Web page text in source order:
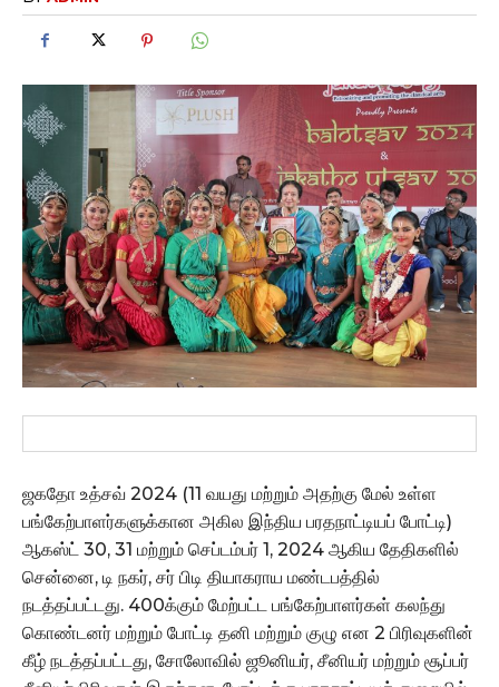
ஜகதோ உத்சவ் 2024 (11 வயது மற்றும் அதற்கு மேல் உள்ள
பங்கேற்பாளர்களுக்கான அகில இந்திய பரதநாட்டியப் போட்டி)
ஆகஸ்ட் 30, 31 மற்றும் செப்டம்பர் 1, 2024 ஆகிய தேதிகளில்
சென்னை, டி நகர், சர் பிடி தியாகராய மண்டபத்தில்
நடத்தப்பட்டது. 400க்கும் மேற்பட்ட பங்கேற்பாளர்கள் கலந்து
கொண்டனர் மற்றும் போட்டி தனி மற்றும் குழு என 2 பிரிவுகளின்
கீழ் நடத்தப்பட்டது, சோலோவில் ஜூனியர், சீனியர் மற்றும் சூப்பர்